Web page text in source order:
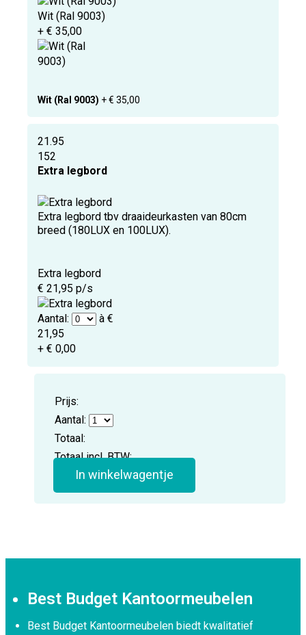
Wit (Ral 9003)
+ € 35,00
Wit (Ral 9003) + € 35,00
21.95
152
Extra legbord
Extra legbord tbv draaideurkasten van 80cm
breed (180LUX en 100LUX).
Extra legbord
€ 21,95 p/s
Aantal:
à €
21,95
+ € 0,00
Prijs:
Aantal:
Totaal:
Totaal incl. BTW:
In winkelwagentje
Best Budget Kantoormeubelen
Best Budget Kantoormeubelen biedt kwalitatief